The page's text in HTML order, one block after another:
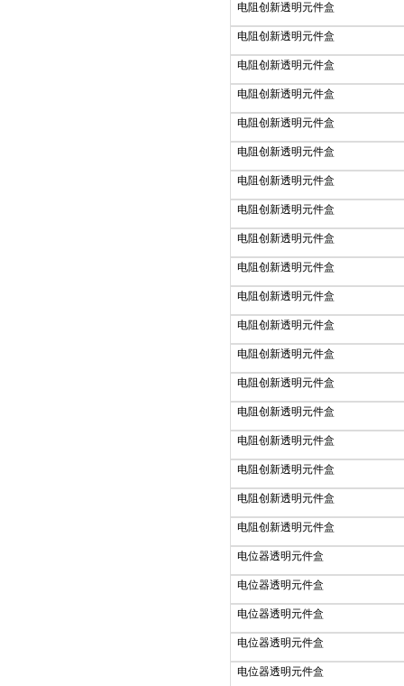
电阻创新透明元件盒
电阻创新透明元件盒
电阻创新透明元件盒
电阻创新透明元件盒
电阻创新透明元件盒
电阻创新透明元件盒
电阻创新透明元件盒
电阻创新透明元件盒
电阻创新透明元件盒
电阻创新透明元件盒
电阻创新透明元件盒
电阻创新透明元件盒
电阻创新透明元件盒
电阻创新透明元件盒
电阻创新透明元件盒
电阻创新透明元件盒
电阻创新透明元件盒
电阻创新透明元件盒
电阻创新透明元件盒
电位器透明元件盒
电位器透明元件盒
电位器透明元件盒
电位器透明元件盒
电位器透明元件盒